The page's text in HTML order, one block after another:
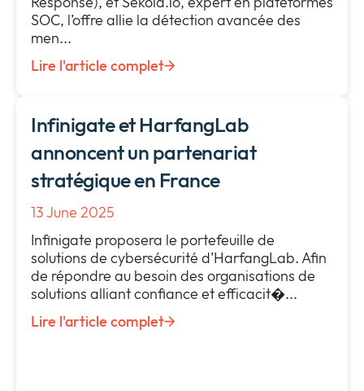
SOC, l’offre allie la détection avancée des
men...
Lire l'article complet
Infinigate et HarfangLab
annoncent un partenariat
stratégique en France
13 June 2025
Infinigate proposera le portefeuille de
solutions de cybersécurité d’HarfangLab. Afin
de répondre au besoin des organisations de
solutions alliant confiance et efficacit�...
Lire l'article complet